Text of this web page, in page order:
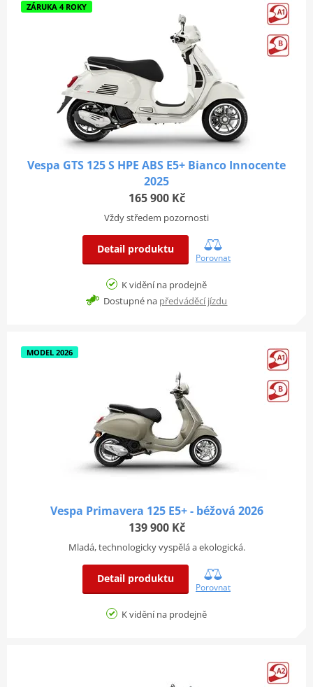
ZÁRUKA 4 ROKY
Vespa GTS 125 S HPE ABS E5+ Bianco Innocente
2025
165 900 Kč
Vždy středem pozornosti
Detail produktu
Porovnat
K vidění na prodejně
Dostupné na předváděcí jízdu
MODEL 2026
Vespa Primavera 125 E5+ - béžová 2026
139 900 Kč
Mladá, technologicky vyspělá a ekologická.
Detail produktu
Porovnat
K vidění na prodejně